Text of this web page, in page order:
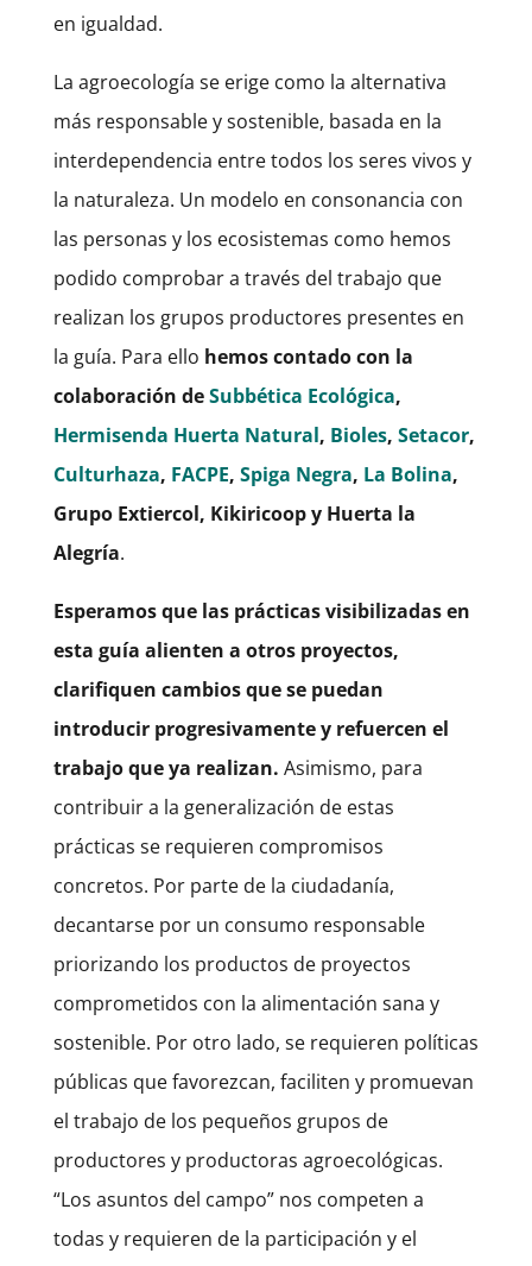
en igualdad.
La agroecología se erige como la alternativa
más responsable y sostenible, basada en la
interdependencia entre todos los seres vivos y
la naturaleza. Un modelo en consonancia con
las personas y los ecosistemas como hemos
podido comprobar a través del trabajo que
realizan los grupos productores presentes en
la guía. Para ello hemos contado con la
colaboración deSubbética Ecológica,
Hermisenda Huerta Natural, Bioles, Setacor,
Culturhaza, FACPE, Spiga Negra, La Bolina,
Grupo Extiercol, Kikiricoop y Huerta la
Alegría.
Esperamos que las prácticas visibilizadas en
esta guía alienten a otros proyectos,
clarifiquen cambios que se puedan
introducir progresivamente y refuercen el
trabajo que ya realizan. Asimismo, para
contribuir a la generalización de estas
prácticas se requieren compromisos
concretos. Por parte de la ciudadanía,
decantarse por un consumo responsable
priorizando los productos de proyectos
comprometidos con la alimentación sana y
sostenible. Por otro lado, se requieren políticas
públicas que favorezcan, faciliten y promuevan
el trabajo de los pequeños grupos de
productores y productoras agroecológicas.
“Los asuntos del campo” nos competen a
todas y requieren de la participación y el